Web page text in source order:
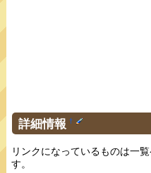
詳細情報 †
リンクになっているものは一
す。